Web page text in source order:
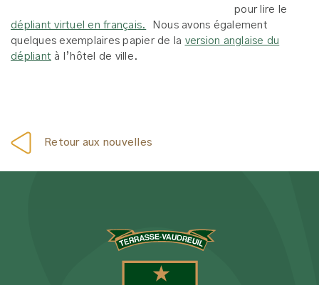
pour lire le
dépliant virtuel en français.
Nous avons également
quelques exemplaires papier de la version anglaise du
dépliant à l’hôtel de ville.
Retour aux nouvelles